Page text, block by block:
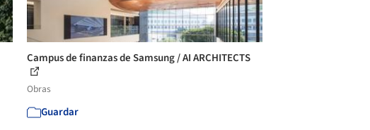
Campus de finanzas de Samsung / AI ARCHITECTS
Obras
Guardar